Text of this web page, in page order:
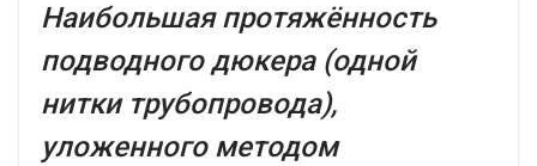
Наибольшая протяжённость
подводного дюкера (одной
нитки трубопровода),
уложенного методом